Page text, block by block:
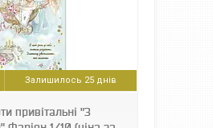
Залишилось 25 днів
привітальні "З